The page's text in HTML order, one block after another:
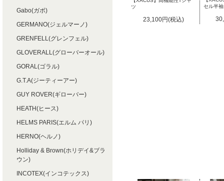
ツ
23,100円(税込)
セル半
Gabo(ガボ)
GERMANO(ジェルマーノ)
GRENFELL(グレンフェル)
GLOVERALL(グローバーオール)
GORAL(ゴラル)
G.T.A(ジーティーアー)
GUY ROVER(ギローバー)
HEATH(ヒース)
HELMS PARIS(エルム パリ)
HERNO(ヘルノ)
Holliday & Brown(ホリデイ&ブラ
ウン)
INCOTEX(インコテックス)